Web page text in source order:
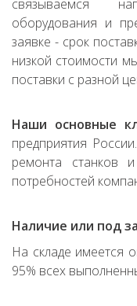
связываемся
оборудования и
заявке - срок
низкой стоимости
поставки с разной
Наши основные
предприятия
ремонта станков
потребностей
Наличие или под
На складе имеется
95% всех